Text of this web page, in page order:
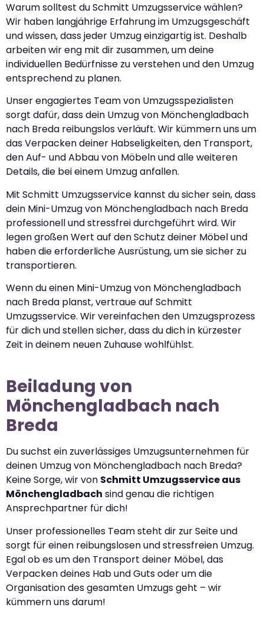
Warum solltest du Schmitt Umzugsservice wählen?
Wir haben langjährige Erfahrung im Umzugsgeschäft
und wissen, dass jeder Umzug einzigartig ist. Deshalb
arbeiten wir eng mit dir zusammen, um deine
individuellen Bedürfnisse zu verstehen und den Umzug
entsprechend zu planen.
Unser engagiertes Team von Umzugsspezialisten
sorgt dafür, dass dein Umzug von Mönchengladbach
nach Breda reibungslos verläuft. Wir kümmern uns um
das Verpacken deiner Habseligkeiten, den Transport,
den Auf- und Abbau von Möbeln und alle weiteren
Details, die bei einem Umzug anfallen.
Mit Schmitt Umzugsservice kannst du sicher sein, dass
dein Mini-Umzug von Mönchengladbach nach Breda
professionell und stressfrei durchgeführt wird. Wir
legen großen Wert auf den Schutz deiner Möbel und
haben die erforderliche Ausrüstung, um sie sicher zu
transportieren.
Wenn du einen Mini-Umzug von Mönchengladbach
nach Breda planst, vertraue auf Schmitt
Umzugsservice. Wir vereinfachen den Umzugsprozess
für dich und stellen sicher, dass du dich in kürzester
Zeit in deinem neuen Zuhause wohlfühlst.
Beiladung von
Mönchengladbach nach
Breda
Du suchst ein zuverlässiges Umzugsunternehmen für
deinen Umzug von Mönchengladbach nach Breda?
Keine Sorge, wir von Schmitt Umzugsservice aus
Mönchengladbach sind genau die richtigen
Ansprechpartner für dich!
Unser professionelles Team steht dir zur Seite und
sorgt für einen reibungslosen und stressfreien Umzug.
Egal ob es um den Transport deiner Möbel, das
Verpacken deines Hab und Guts oder um die
Organisation des gesamten Umzugs geht – wir
kümmern uns darum!